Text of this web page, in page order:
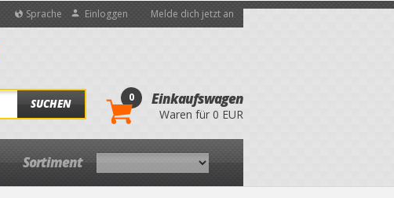
Sprache Einloggen Melde dich jetzt an
SUCHEN 0 Einkaufswagen
Waren für 0 EUR
Sortiment